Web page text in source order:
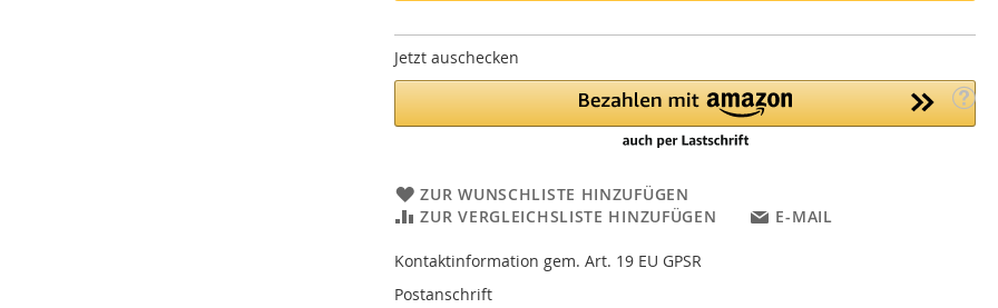
Jetzt auschecken
ZUR WUNSCHLISTE HINZUFÜGEN
ZUR VERGLEICHSLISTE HINZUFÜGEN
E-MAIL
Kontaktinformation gem. Art. 19 EU GPSR
Postanschrift